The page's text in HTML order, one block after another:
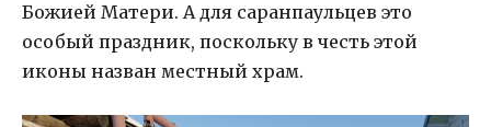
Божией Матери. А для саранпаульцев это
особый праздник, поскольку в честь этой
иконы назван местный храм.